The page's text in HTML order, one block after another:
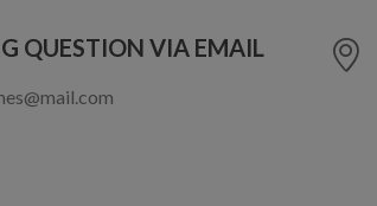
QUESTION VIA EMAIL